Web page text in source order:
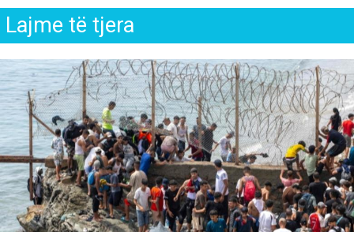
Lajme të tjera